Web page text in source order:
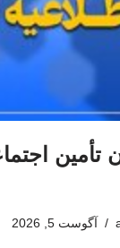
تأمین
آگوست 5, 2026